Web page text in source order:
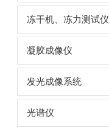
冻干机、冻力测试仪
凝胶成像仪
发光成像系统
光谱仪